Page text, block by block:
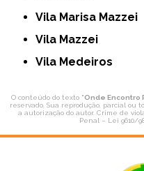
Vila Marisa Mazzei
Vila Mazzei
Vila Medeiros
O conteúdo do texto "Onde Encontro
reservado. Sua reprodução, parcial ou
a autorização do autor. Crime de
Penal – Lei 9610/